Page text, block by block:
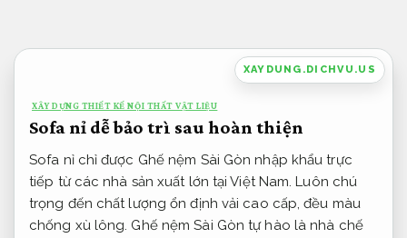
nội
XAYDUNG.DICHVU.US
XÂY DỰNG THIẾT KẾ NỘI THẤT VẬT LIỆU
Sofa nỉ dễ bảo trì sau hoàn thiện
Sofa nỉ chỉ được Ghế nệm Sài Gòn nhập khẩu trực
tiếp từ các nhà sản xuất lớn tại Việt Nam. Luôn chú
trọng đến chất lượng ổn định vải cao cấp, đều màu
chống xù lông. Ghế nệm Sài Gòn tự hào là nhà chế